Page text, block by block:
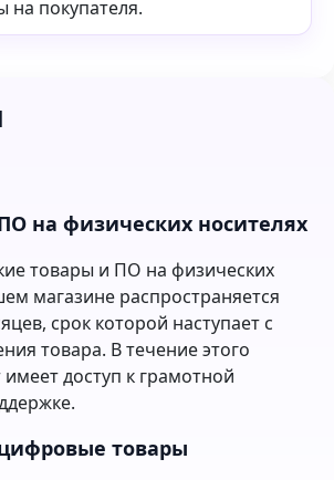
на покупателя.
на физических носителях
товары и ПО на физических
магазине распространяется
срок которой наступает с
товара. В течение этого
доступ к грамотной
товары